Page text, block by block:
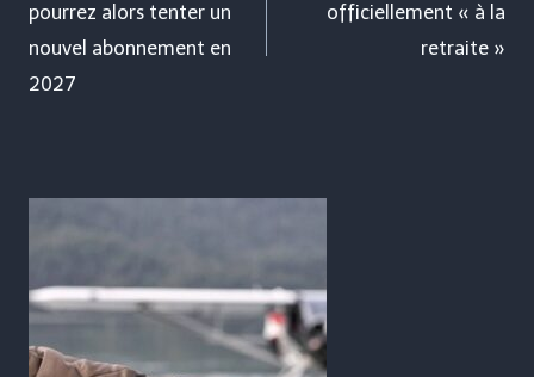
l’article
pourrez alors tenter un
nouvel abonnement en
2027
officiellement « à la
retraite »